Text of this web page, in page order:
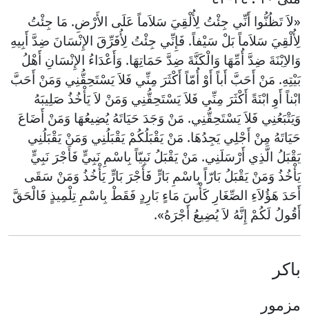
«لاَ تَظُنُّوا أَنِّي جِئْتُ لِأُلْقِيَ سَلاَماً عَلَى الأَرْضِ. مَا جِئْتُ
لِأُلْقِيَ سَلاَماً بَلْ سَيْفاً. فَإِنِّي جِئْتُ لِأُفَرِّقَ الإِنْسَانَ ضِدَّ أَبِيهِ
وَالاِبْنَةَ ضِدَّ أُمِّهَا وَالْكَنَّةَ ضِدَّ حَمَاتِهَا. وَأَعْدَاءُ الإِنْسَانِ أَهْلُ
بَيْتِهِ. مَنْ أَحَبَّ أَباً أَوْ أُمّاً أَكْثَرَ مِنِّي فَلاَ يَسْتَحِقُّنِي وَمَنْ أَحَبَّ
ابْناً أَوِ ابْنَةً أَكْثَرَ مِنِّي فَلاَ يَسْتَحِقُّنِي وَمَنْ لاَ يَأْخُذُ صَلِيبَهُ
وَيَتْبَعُنِي فَلاَ يَسْتَحِقُّنِي. مَنْ وَجَدَ حَيَاتَهُ يُضِيعُهَا وَمَنْ أَضَاعَ
حَيَاتَهُ مِنْ أَجْلِي يَجِدُهَا. مَنْ يَقْبَلُكُمْ يَقْبَلُنِي وَمَنْ يَقْبَلُنِي
يَقْبَلُ الَّذِي أَرْسَلَنِي. مَنْ يَقْبَلُ نَبِيّاً بِاسْمِ نَبِيٍّ فَأَجْرَ نَبِيٍّ
يَأْخُذُ وَمَنْ يَقْبَلُ بَارّاً بِاسْمِ بَارٍّ فَأَجْرَ بَارٍّ يَأْخُذُ وَمَنْ سَقَى
أَحَدَ هَؤُلاَءِ الصِّغَارِ كَأْسَ مَاءٍ بَارِدٍ فَقَطْ بِاسْمِ تِلْمِيذٍ فَالْحَقَّ
أَقُولُ لَكُمْ إِنَّهُ لاَ يُضِيعُ أَجْرَهُ».
باكر
مزمور